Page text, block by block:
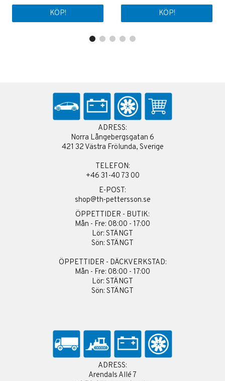
KÖP! KÖP!
ADRESS:
Norra Långebergsgatan 6
421 32 Västra Frölunda, Sverige
TELEFON:
+46 31-40 73 00
E-POST:
shop@th-pettersson.se
ÖPPETTIDER - BUTIK:
Mån - Fre: 08:00 - 17:00
Lör: STÄNGT
Sön: STÄNGT
ÖPPETTIDER - DÄCKVERKSTAD:
Mån - Fre: 08:00 - 17:00
Lör: STÄNGT
Sön: STÄNGT
ADRESS:
Arendals Allé 7